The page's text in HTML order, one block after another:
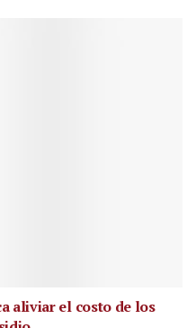
aliviar el costo de los